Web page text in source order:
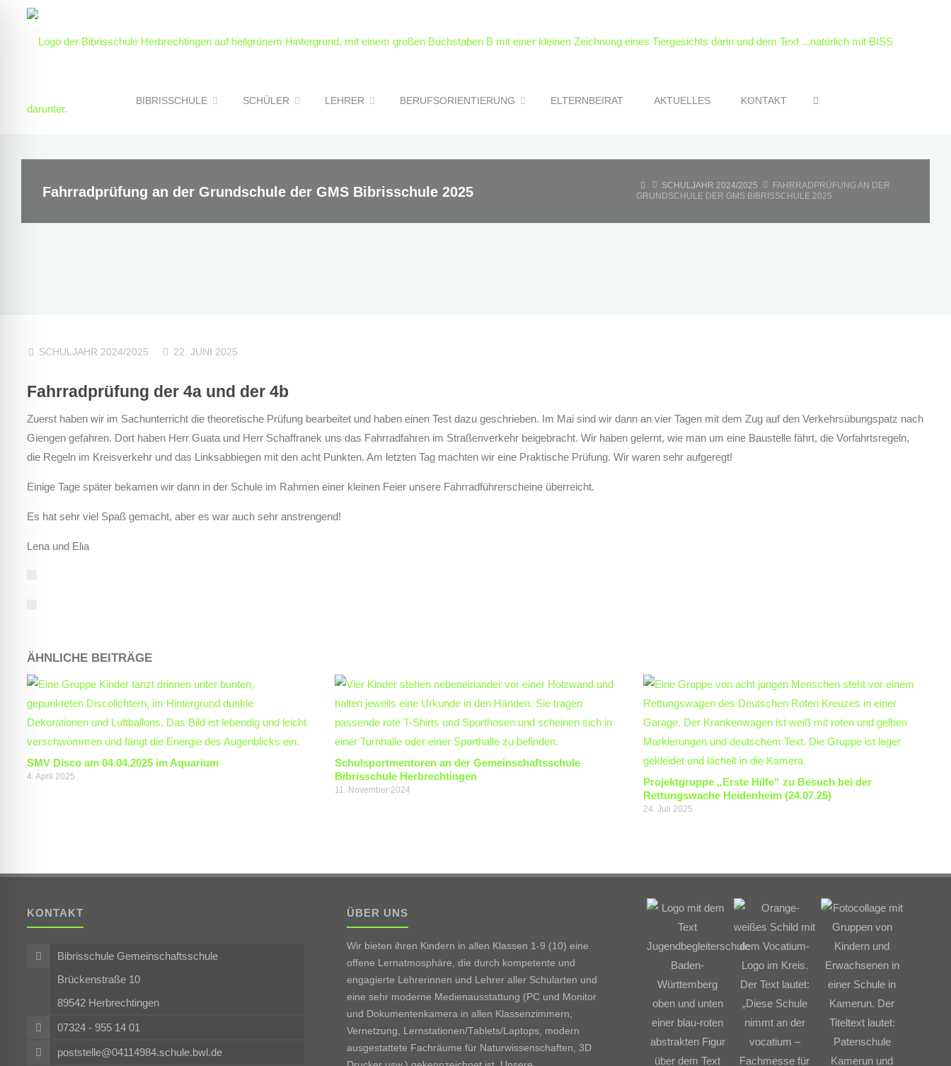
BIBRISSCHULE SCHÜLER LEHRER BERUFSORIENTIERUNG ELTERNBEIRAT AKTUELLES KONTAKT
Fahrradprüfung an der Grundschule der GMS Bibrisschule 2025 HOMESCHULJAHR 2024/2025
FAHRRADPRÜFUNG AN DER
GRUNDSCHULE DER GMS BIBRISSCHULE 2025
SCHULJAHR 2024/2025 22. JUNI 2025
Fahrradprüfung der 4a und der 4b
Zuerst haben wir im Sachunterricht die theoretische Prüfung bearbeitet und haben einen Test dazu geschrieben. Im Mai sind wir dann an vier Tagen mit dem Zug auf den Verkehrsübungspatz nach
Giengen gefahren. Dort haben Herr Guata und Herr Schaffranek uns das Fahrradfahren im Straßenverkehr beigebracht. Wir haben gelernt, wie man um eine Baustelle fährt, die Vorfahrtsregeln,
die Regeln im Kreisverkehr und das Linksabbiegen mit den acht Punkten. Am letzten Tag machten wir eine Praktische Prüfung. Wir waren sehr aufgeregt!
Einige Tage später bekamen wir dann in der Schule im Rahmen einer kleinen Feier unsere Fahrradführerscheine überreicht.
Es hat sehr viel Spaß gemacht, aber es war auch sehr anstrengend!
Lena und Elia
ÄHNLICHE BEITRÄGE
SMV Disco am 04.04.2025 im Aquarium
4. April 2025
Schulsportmentoren an der Gemeinschaftsschule
Bibrisschule Herbrechtingen
11. November 2024
Projektgruppe „Erste Hilfe“ zu Besuch bei der
Rettungswache Heidenheim (24.07.25)
24. Juli 2025
KONTAKT
Bibrisschule Gemeinschaftsschule
Brückenstraße 10
89542 Herbrechtingen
07324 - 955 14 01
poststelle@04114984.schule.bwl.de
ÜBER UNS
Wir bieten ihren Kindern in allen Klassen 1-9 (10) eine
offene Lernatmosphäre, die durch kompetente und
engagierte Lehrerinnen und Lehrer aller Schularten und
eine sehr moderne Medienausstattung (PC und Monitor
und Dokumentenkamera in allen Klassenzimmern,
Vernetzung, Lernstationen/Tablets/Laptops, modern
ausgestattete Fachräume für Naturwissenschaften, 3D